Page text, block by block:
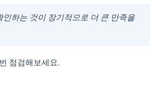
하는 것이 장기적으로 더 큰 만족을
점검해보세요.